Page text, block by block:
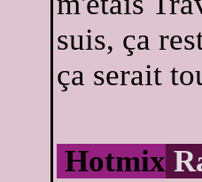
suis, ça
ça serait
Hotmix